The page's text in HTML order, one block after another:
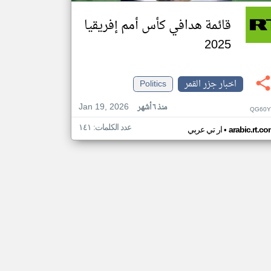
قائمة هدافي كأس أمم إفريقيا
2025
اخبار جزر القمر
Politics
Jan 19, 2026
منذ ٦ أشهر
ار تي عربي• عدد الكلمات: ١٤١